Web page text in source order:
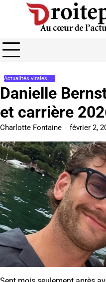
Actualités virales
Danielle
et carrière
Charlotte Fontaine février 2,